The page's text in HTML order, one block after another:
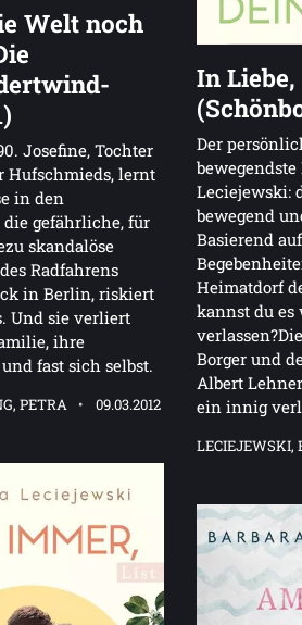
Welt noch
Josefine, Tochter
Hufschmieds, lernt
in den
gefährliche, für
skandalöse
Radfahrens
in Berlin, riskiert
Und sie verliert
ihre
fast sich selbst.
PETRA 09.03.2012
In
Der
Leciejewski:
bewegend
Basierend
Heimatdorf
kannst du
Borger und
Albert
ein innig
LECIEJEWSKI,